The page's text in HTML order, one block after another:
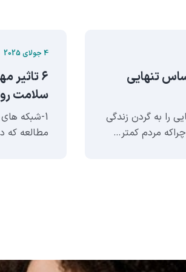
تنهایی
را به گردن زندگی
مردم کمتر…
4 جولای 2025
۶
سلامت
1-شبکه
مطالعه که